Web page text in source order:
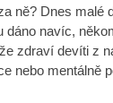
ně? Dnes
dáno navíc,
zdraví devíti z
nebo mentálně